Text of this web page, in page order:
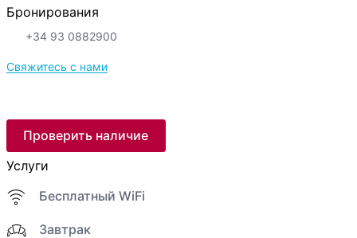
Бронирования
+34 93 0882900
Свяжитесь с нами
Проверить наличие
Услуги
Бесплатный WiFi
Завтрак